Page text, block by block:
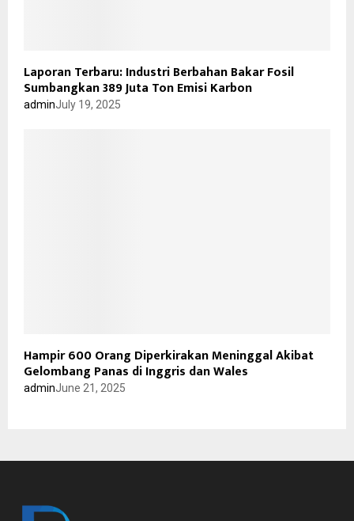
Laporan Terbaru: Industri Berbahan Bakar Fosil
Sumbangkan 389 Juta Ton Emisi Karbon
adminJuly 19, 2025
Hampir 600 Orang Diperkirakan Meninggal Akibat
Gelombang Panas di Inggris dan Wales
adminJune 21, 2025